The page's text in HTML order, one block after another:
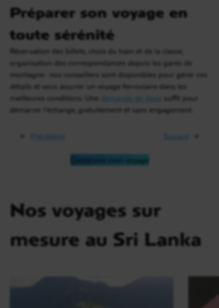
Préparer son voyage en
toute sérénité
Réservation des billets, choix du train et de la classe,
organisation des correspondances depuis les gares de
montagne : nos conseillers sont disponibles pour gérer ces
détails et vous assurer un voyage ferroviaire dans les
meilleures conditions. Une
demande de devis
suffit pour
démarrer l’échange, gratuitement et sans engagement.
← Suivant →
Construire mon voyage
Nos voyages sur
mesure au Sri Lanka